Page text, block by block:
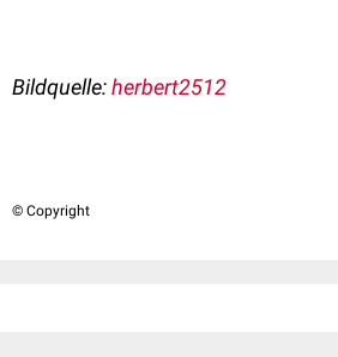
Bildquelle:herbert2512
© Copyright